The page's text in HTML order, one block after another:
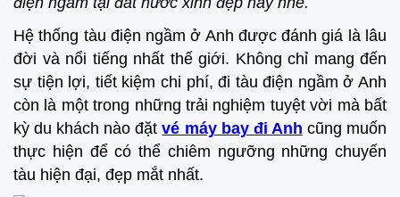
Hệ thống tàu điện ngầm ở Anh được đánh giá là lâu
đời và nổi tiếng nhất thế giới. Không chỉ mang đến
sự tiện lợi, tiết kiệm chi phí, đi tàu điện ngầm ở Anh
còn là một trong những trải nghiệm tuyệt vời mà bất
kỳ du khách nào đặtvé máy bay đi Anh cũng muốn
thực hiện để có thể chiêm ngưỡng những chuyến
tàu hiện đại, đẹp mắt nhất.